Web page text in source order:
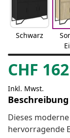
Schwarz
CHF 162
Inkl. Mwst.
Beschreibung
Dieses
hervorragende